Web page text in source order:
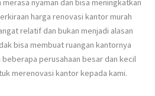
nyaman dan bisa meningkatkan
harga renovasi kantor murah
relatif dan bukan menjadi alasan
bisa membuat ruangan kantornya
perusahaan besar dan kecil
merenovasi kantor kepada kami.